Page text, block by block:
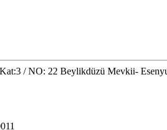
/ NO: 22 Beylikdüzü Mevkii-